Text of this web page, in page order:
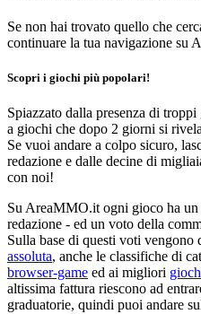
Se non hai trovato quello che
continuare la tua navigazione su
Scopri i giochi più popolari!
Spiazzato dalla presenza di
a giochi che dopo 2 giorni si
Se vuoi andare a colpo sicuro,
redazione e dalle decine di
con noi!
Su AreaMMO.it ogni gioco ha un
redazione - ed un voto della
Sulla base di questi voti vengono
assoluta, anche le classifiche di
browser-game ed ai migliori
altissima fattura riescono ad
graduatorie, quindi puoi andare